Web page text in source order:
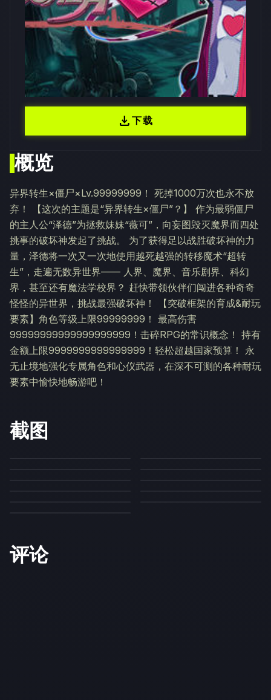
概览
异界转生×僵尸×Lv.99999999！ 死掉1000万次也永不放
弃！ 【这次的主题是“异界转生×僵尸”？】 作为最弱僵尸
的主人公“泽德”为拯救妹妹“薇可”，向妄图毁灭魔界而四处
挑事的破坏神发起了挑战。 为了获得足以战胜破坏神的力
量，泽德将一次又一次地使用越死越强的转移魔术“超转
生”，走遍无数异世界—— 人界、魔界、音乐剧界、科幻
界，甚至还有魔法学校界？ 赶快带领伙伴们闯进各种奇奇
怪怪的异世界，挑战最强破坏神！ 【突破框架的育成&耐玩
要素】角色等级上限99999999！ 最高伤害
99999999999999999999！击碎RPG的常识概念！ 持有
金额上限9999999999999999！轻松超越国家预算！ 永
无止境地强化专属角色和心仪武器，在深不可测的各种耐玩
要素中愉快地畅游吧！
截图
评论
download下载